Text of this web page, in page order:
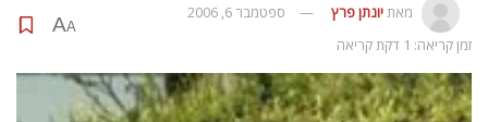
מאתיונתן פרץ
ספטמבר 6, 2006
זמן קריאה: 1 דקת קריאה
A
A